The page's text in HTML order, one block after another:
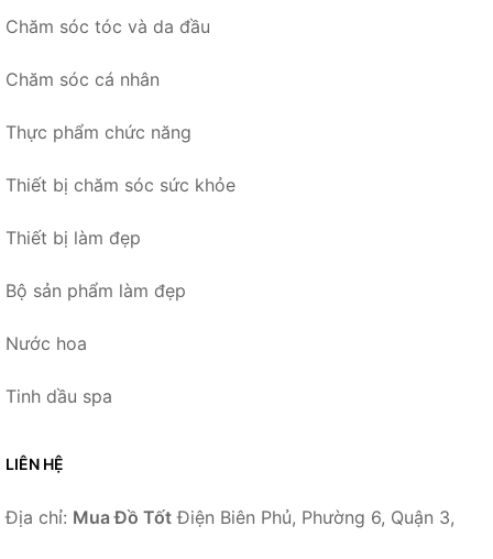
Chăm sóc tóc và da đầu
Chăm sóc cá nhân
Thực phẩm chức năng
Thiết bị chăm sóc sức khỏe
Thiết bị làm đẹp
Bộ sản phẩm làm đẹp
Nước hoa
Tinh dầu spa
LIÊN HỆ
Địa chỉ: Mua Đồ Tốt Điện Biên Phủ, Phường 6, Quận 3,